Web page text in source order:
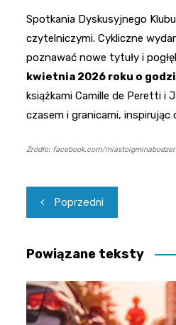
Spotkania Dyskusyjnego
czytelniczymi. Cykliczne
poznawać nowe tytuły i
kwietnia 2026 roku o
książkami Camille de Peretti i
czasem i granicami,
Źródło: facebook.com/
Nawigacja
wpisu
Poprzedni
Powiązane teksty